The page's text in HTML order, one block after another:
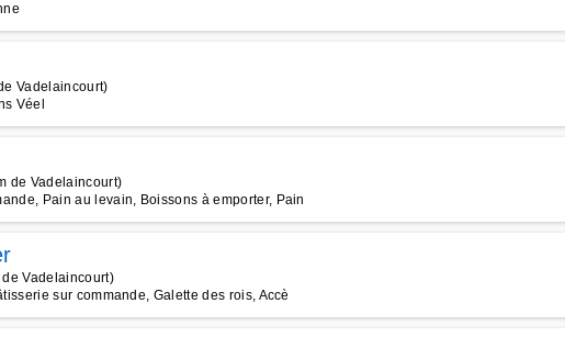
Vadelaincourt)
Véel
de Vadelaincourt)
Pain au levain, Boissons à emporter, Pain
Vadelaincourt)
sur commande, Galette des rois, Accè